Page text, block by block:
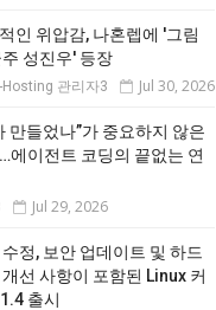
인 위압감, 나혼렙에 '그림
주 성진우' 등장
Hosting 관리자3 Jul 30, 2026
만들었나”가 중요하지 않은
에이전트 코딩의 끝없는 연
Jul 29, 2026
정, 보안 업데이트 및 하드
선 사항이 포함된 Linux 커
출시